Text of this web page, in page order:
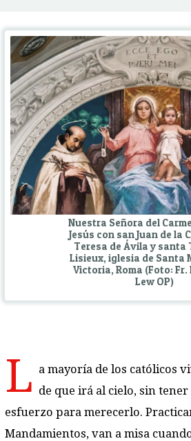
Nuestra Señora del
Jesús con san Juan de la
Teresa de Ávila y santa
Lisieux, iglesia de Santa
Victoria, Roma (Foto: Fr.
Lew OP)
L a mayoría de los católicos
de que irá al cielo, sin
esfuerzo para merecerlo.
Mandamientos, van a misa